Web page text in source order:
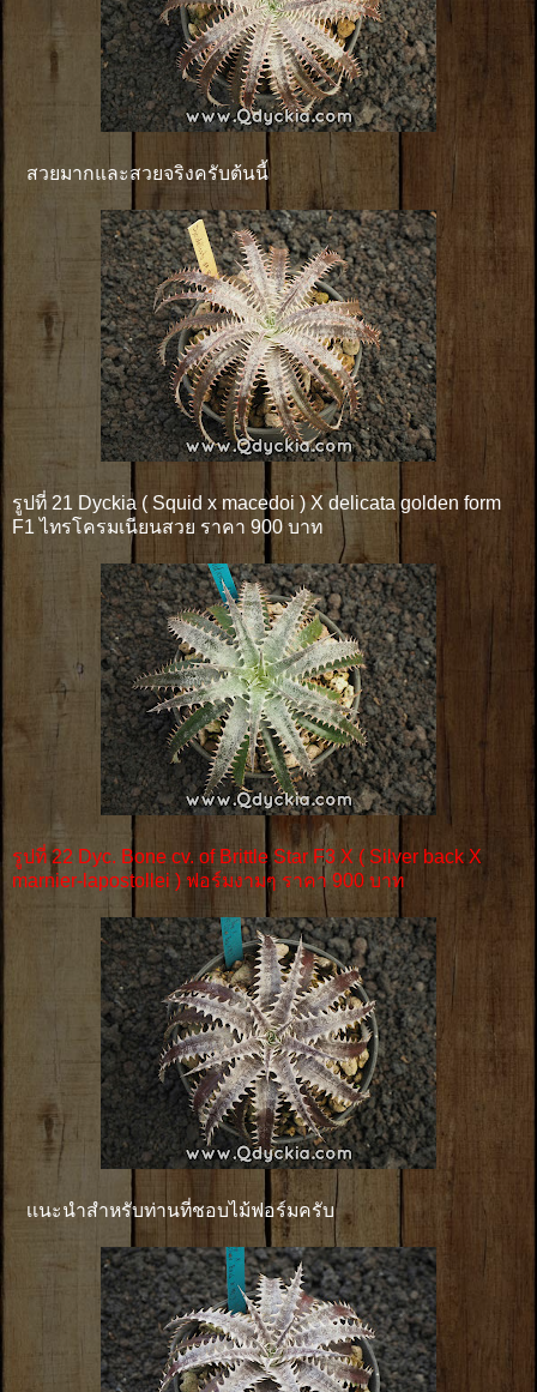
สวยมากและสวยจริงครับต้นนี้
รูปที่ 21 Dyckia ( Squid x macedoi ) X delicata golden form
F1 ไทรโครมเนียนสวย ราคา 900 บาท
รูปที่ 22 Dyc. Bone cv. of Brittle Star F3 X ( Silver back X
marnier-lapostollei ) ฟอร์มงามๆ ราคา 900 บาท
เเนะนำสำหรับท่านที่ชอบไม้ฟอร์มครับ